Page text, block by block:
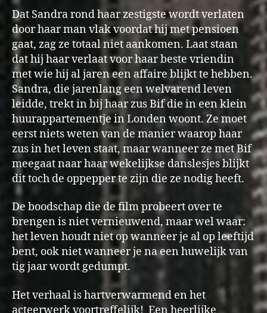
Dat Sandra rond haar zestigste wordt verlaten
door haar man vlak voordat hij met pensioen
gaat, zag ze totaal niet aankomen. Laat staan
dat hij haar verlaat voor haar beste vriendin
met wie hij al jaren een affaire blijkt te hebben.
Sandra, die jarenlang een welvarend leven
leidde, trekt in bij haar zus Bif die in een klein
huurappartementje in Londen woont. Ze moet
eerst niets weten van de manier waarop haar
zus in het leven staat, maar wanneer ze met Bif
meegaat naar haar wekelijkse danslesjes blijkt
dit toch de oppepper te zijn die ze nodig heeft.
De boodschap die de film probeert over te
brengen is niet vernieuwend, maar wel waar:
het leven houdt niet op wanneer je al op leeftijd
bent, ook niet wanneer je na een huwelijk van
tig jaar wordt gedumpt.
Het verhaal is hartverwarmend en het
acteerwerk voortreffelijk! Een heerlijke